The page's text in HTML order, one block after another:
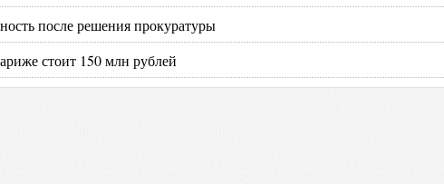
после решения прокуратуры
стоит 150 млн рублей